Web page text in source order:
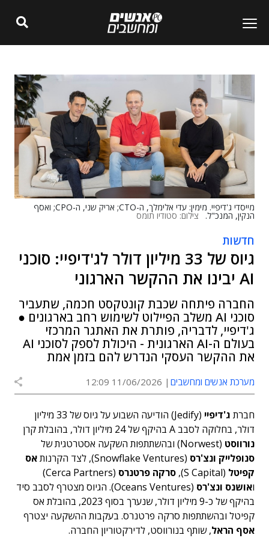
מייסדי ג'דיפיי. מימין: עדי אלימלך, ה-CTO; אריק שני, ה-CPO; ואסף
הנקין, המנכ"ל. צילום: סטודיו תומס
חדשות
גיוס של 33 מיליון דולר לג'דיפיי: סוכני
AI יבינו את ההקשר הארגוני
החברה פיתחה שכבת קונטקסט חכמה, שתעביר
סוכני AI משלב הפיילוט לשימוש רחב בארגונים ●
ג'דיפיי, לדבריה, פותרת את האתגר המרכזי
בעולם ה-AI הארגונית - היכולת לספק לסוכני AI
את ההקשר העסקי הנדרש להם בזמן אמת
מערכת אנשים ומחשבים 11/06/2026 12:09
חברת ג'דיפיי
(Jedify) הודיעה השבוע על גיוס של 33 מיליון
דולר, בחלוקה לסבב A בהיקף של 24 מיליון דולר, בהובלת קרן
נורווסט (Norwest) ובהשתתפות השקעה אסטרטגית של
סנופלייק ונצ'רס (Snowflake Ventures), לצד הקרנות
אס
קפיטל (S Capital), סרקה פרטנרס
(Cerca Partners)
ואושנס ונצ'רס
(Oceans Ventures). הגיוס מצטרף לסבב סיד
בהיקף של כ-9 מיליון דולר, שנערך בסוף 2023, בהובלת אס
קפיטל ובהשתתפות סרקה פרטנרס. בעקבות ההשקעה יצטרף
אסף הראל, שותף בנורווסט, לדירקטוריון החברה.